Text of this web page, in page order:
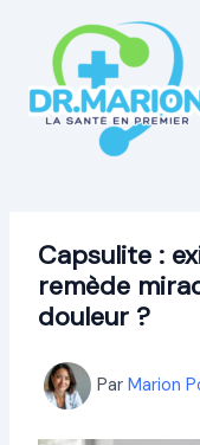
contenu
Capsulite :
remède
douleur ?
Par Marion